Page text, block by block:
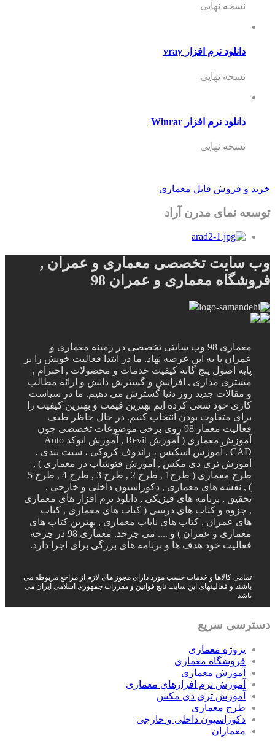
نسخه نهایی
دانلود نرم افزار vray
نسخه نهایی
دانلود نرم افزار Winrar
نسخه نهایی
خرید و فروش فایل معماری
توسعه نمای مدرن آراد
وب سایت تخصصی معماری و عمران ,
فروشگاه معماری و عمران 98
معماری 98 وب سایتی تخصصی در زمینه معماری و
عمران پا به این عرصه نهاد. ما در ابتدا فعالیت خویش را بر
پایه اصول پنج گانه کیفیت خدمات و محصولات , احترام ,
مشتری مداری , افزایش و گسترش دانش و ارائه مطالب
و مقالات جدید روز دنیا گسترش می دهیم. ما در سیاست
کاری خود سعی کرده ایم بهترین قیمت و بهترین کیفیت را
برای متفاوت بودن انتخاب کنیم. در حال حاظر طیف
فعالیت معمار 98 روی برخی موضوعات تخصصی چون
آموزش معماری ( آموزش Revit , آموزش اتوکد Auto
CAD , آموزش اسکیس ، راندوف کروکی ، شیت بندی ,
آموزش تری دی مکس , آموزش فتوشاپ در معماری ) ,
طرح معماری ( طرح1 , طرح 2 , طرح 3 , طرح 4 , طرح 5
) , نقشه های معماری , دکوراسیون داخلی و خارجی ,
تحقیق , برنامه های فیزیکی , دانلود نرم افزار های معماری
, جزوه و کتاب های درسی ( کتاب های معماری , کتاب
های عمران , کتاب های نایاب معماری , بهترین کتاب های
معماری و عمران ) و .... می چرخد. معماری 98 در چرخه
فعالیت خود هدف ها و برنامه های بزرگی برای اجرا دارد.
تمامی کالاها و خدمات حسب مورد دارای مجوز های لازم از مراجع مربوطه می
باشند و فعالیتهای این سایت تابع قوانین و مقررات جمهوری اسلامی ایران می
باشد
دسترسی سریع
پروژه معماری
فروشگاه معماری
آموزش معماری
آموزش نرم افزارهای معماری
آموزش تری دی مکس
طرح معماری
دکوراسیون داخلی و خارجی
معماران